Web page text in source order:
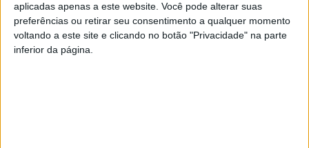
aplicadas apenas a este website. Você pode alterar suas
preferências ou retirar seu consentimento a qualquer momento
voltando a este site e clicando no botão "Privacidade" na parte
inferior da página.